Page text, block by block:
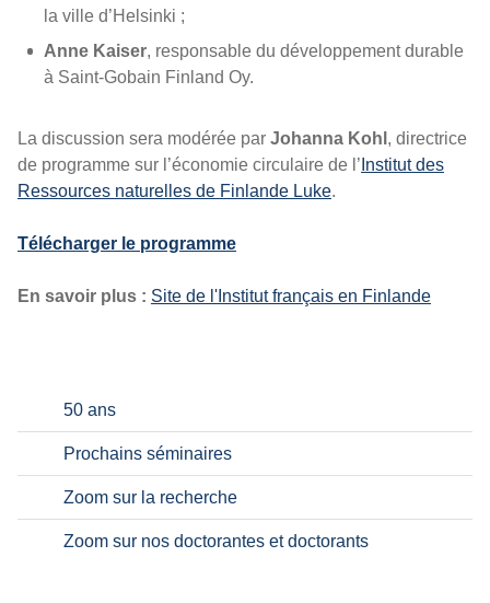
la ville d’Helsinki ;
Anne Kaiser, responsable du développement durable
à Saint-Gobain Finland Oy.
La discussion sera modérée par Johanna Kohl , directrice
de programme sur l’économie circulaire de l’ Institut des
Ressources naturelles de Finlande Luke.
Télécharger le programme
En savoir plus : Site de l'Institut français en Finlande
50 ans
Prochains séminaires
Zoom sur la recherche
Zoom sur nos doctorantes et doctorants